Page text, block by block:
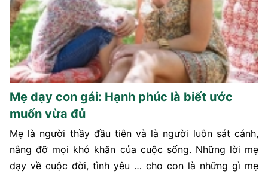
Mẹ dạy con gái: Hạnh phúc là biết ước
muốn vừa đủ
Mẹ là người thầy đầu tiên và là người luôn sát cánh,
nâng đỡ mọi khó khăn của cuộc sống. Những lời mẹ
dạy về cuộc đời, tình yêu … cho con là những gì mẹ